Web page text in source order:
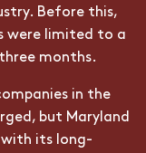
Before this,
were limited to a
months.
in the
but Maryland
with its long-